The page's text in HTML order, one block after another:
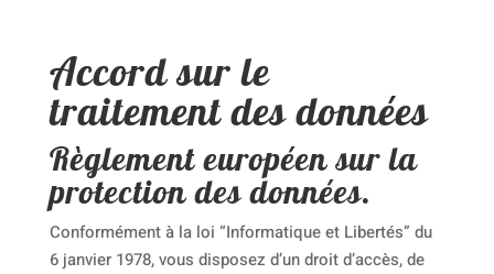
Accord sur le
traitement des données
Règlement européen sur la
protection des données.
Conformément à la loi “Informatique et Libertés” du
6 janvier 1978, vous disposez d’un droit d’accès, de